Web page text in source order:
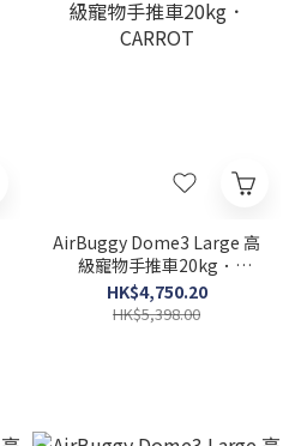
AirBuggy Dome3 Large 高
級寵物手推車20kg．
CARROT
HK$4,750.20
HK$5,398.00